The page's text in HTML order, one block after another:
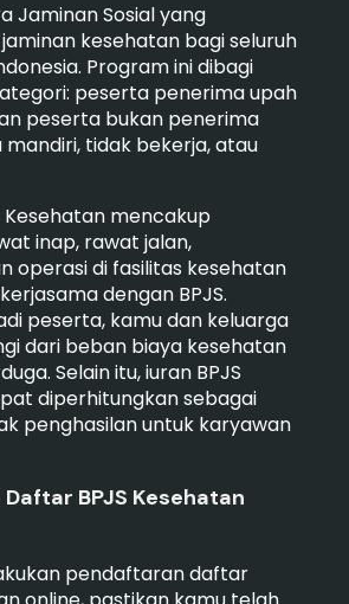
Jaminan Sosial yang
kesehatan bagi seluruh
Program ini dibagi
peserta penerima upah
peserta bukan penerima
tidak bekerja, atau
Kesehatan mencakup
inap, rawat jalan,
operasi di fasilitas kesehatan
dengan BPJS.
peserta, kamu dan keluarga
dari beban biaya kesehatan
Selain itu, iuran BPJS
diperhitungkan sebagai
penghasilan untuk karyawan
BPJS Kesehatan
pendaftaran daftar